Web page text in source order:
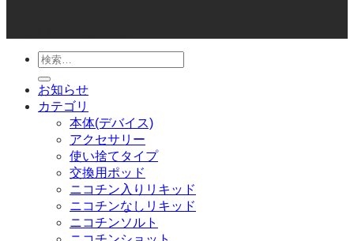
検
索
対
象:
お知らせ
カテゴリ
本体(デバイス)
アクセサリー
使い捨てタイプ
交換用ポッド
ニコチン入りリキッド
ニコチンなしリキッド
ニコチンソルト